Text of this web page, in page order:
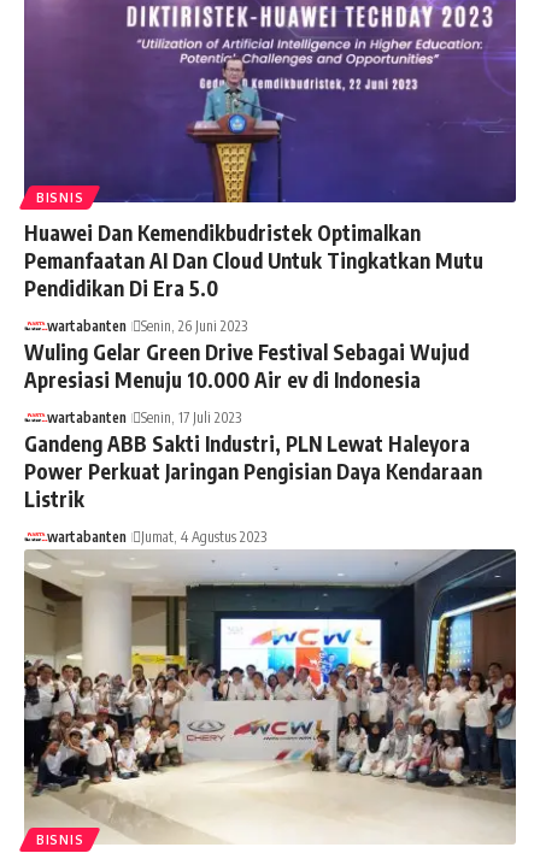
BISNIS
Huawei Dan Kemendikbudristek Optimalkan
Pemanfaatan AI Dan Cloud Untuk Tingkatkan Mutu
Pendidikan Di Era 5.0
wartabanten Senin, 26 Juni 2023
Wuling Gelar Green Drive Festival Sebagai Wujud
Apresiasi Menuju 10.000 Air ev di Indonesia
wartabanten Senin, 17 Juli 2023
Gandeng ABB Sakti Industri, PLN Lewat Haleyora
Power Perkuat Jaringan Pengisian Daya Kendaraan
Listrik
wartabanten Jumat, 4 Agustus 2023
BISNIS